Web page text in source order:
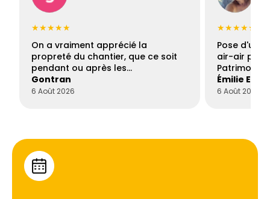
★★★★★
On a vraiment apprécié la
propreté du chantier, que ce soit
pendant ou après les…
Gontran
6 Août 2026
★★★★★
Pose d'une
air-air par
Patrimoine
Émilie
6 Août 2026